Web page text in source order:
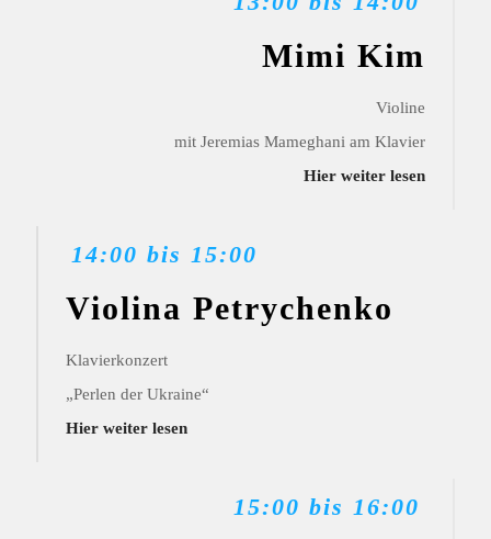
Mimi Kim
Violine
mit Jeremias Mameghani am Klavier
Hier weiter lesen
14:00 bis 15:00
Violina Petrychenko
Klavierkonzert
„Perlen der Ukraine“
Hier weiter lesen
15:00 bis 16:00